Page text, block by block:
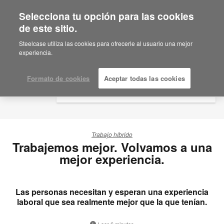
Are you in United States?
Would you like to see Products we sell in
your region?
English
Español
Trabajo híbrido
Trabajemos mejor. Volvamos a una
mejor experiencia.
Las personas necesitan y esperan una experiencia
laboral que sea realmente mejor que la que tenían.
Selecciona tu opción para las cookies
de este sitio.
Steelcase utiliza las cookies para ofrecerle al usuario una mejor
experiencia.
Formato de cookies Aceptar todas las cookies